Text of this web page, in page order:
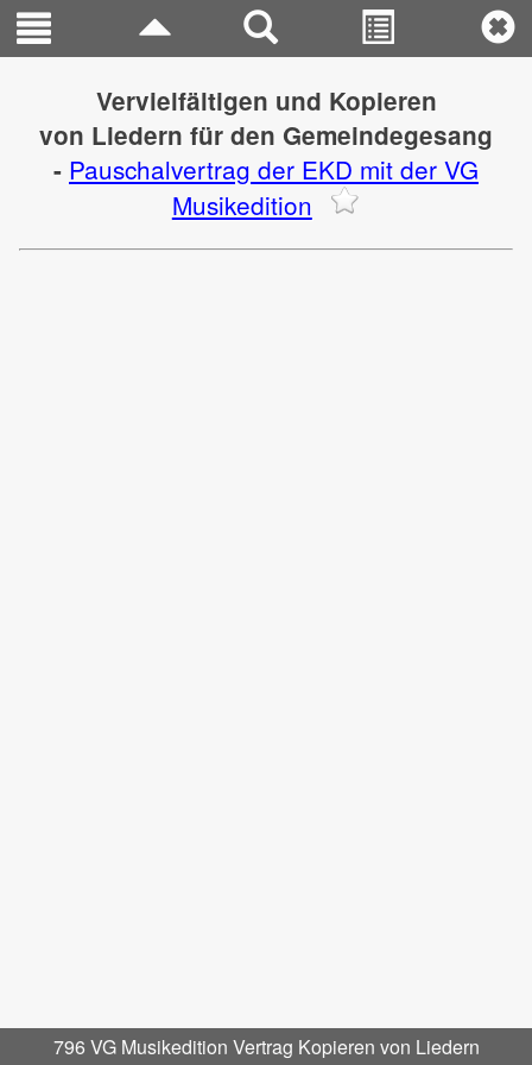
796 VG Musikedition Vertrag Kopieren von Liedern
Vervielfältigen und Kopieren
von Liedern für den Gemeindegesang
- Pauschalvertrag der EKD mit der VG
Musikedition